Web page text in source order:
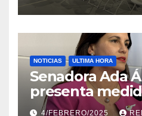
NOTICIAS ULTIMA HORA
Senadora Ada
presenta
violencia en el
4/FEBRERO/2025